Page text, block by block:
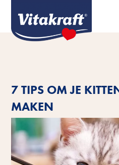
7 TIPS OM JE
MAKEN